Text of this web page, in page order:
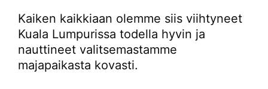
Kaiken kaikkiaan olemme siis viihtyneet
Kuala Lumpurissa todella hyvin ja
nauttineet valitsemastamme
majapaikasta kovasti.